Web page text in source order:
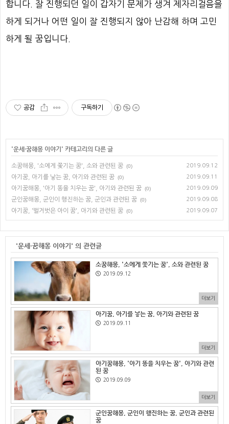
합니다. 잘 진행되던 일이 갑자기 문제가 생겨 제자리걸음을
하게 되거나 어떤 일이 잘 진행되지 않아 난감해 하며 고민
하게 될 꿈입니다.
공감 구독하기
'운세·꿈해몽 이야기' 카테고리의 다른 글
소꿈해몽, '소에게 쫓기는 꿈', 소와 관련된 꿈 (0) 2019.09.12
아기꿈, 아기를 낳는 꿈, 아기와 관련된 꿈 (0) 2019.09.11
아기꿈해몽, '아기 똥을 치우는 꿈', 아기와 관련된 꿈 (0) 2019.09.09
군인꿈해몽, 군인이 행진하는 꿈, 군인과 관련된 꿈 (0) 2019.09.08
아기꿈, '벌거벗은 아이 꿈', 아기와 관련된 꿈 (0) 2019.09.07
'운세·꿈해몽 이야기' 의 관련글
소꿈해몽, '소에게 쫓기는 꿈', 소와 관련된 꿈
2019.09.12
더보기
아기꿈, 아기를 낳는 꿈, 아기와 관련된 꿈
2019.09.11
더보기
아기꿈해몽, '아기 똥을 치우는 꿈', 아기와 관련
된 꿈
2019.09.09
더보기
군인꿈해몽, 군인이 행진하는 꿈, 군인과 관련된
꿈